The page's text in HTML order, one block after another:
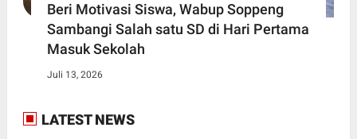
Beri Motivasi Siswa, Wabup Soppeng
Sambangi Salah satu SD di Hari Pertama
Masuk Sekolah
Juli 13, 2026
LATEST NEWS